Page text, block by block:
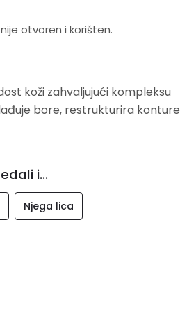
otvoren i korišten.
koži zahvaljujući kompleksu
bore, restrukturira konture
i...
Njega lica